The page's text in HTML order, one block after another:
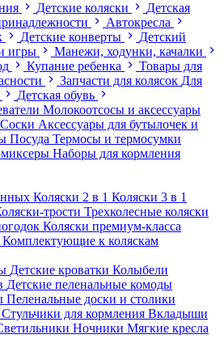
Детские коляски
Детская
Автокресла
Детские конверты
Детский
игры
Манежи, ходунки, качалки
Купание ребенка
Товары для
Запчасти для колясок Для
Детская обувь
Молокоотсосы и аксессуары
Соски Аксессуары для бутылочек и
Посуда Термосы и термосумки
Наборы для кормления
Коляски 2 в 1 Коляски 3 в 1
трости Трехколесные коляски
Коляски премиум-класса
Комплектующие к коляскам
Детские кроватки Колыбели
Детские пеленальные комоды
Пеленальные доски и столики
Стульчики для кормления Вкладыши
Ночники Мягкие кресла